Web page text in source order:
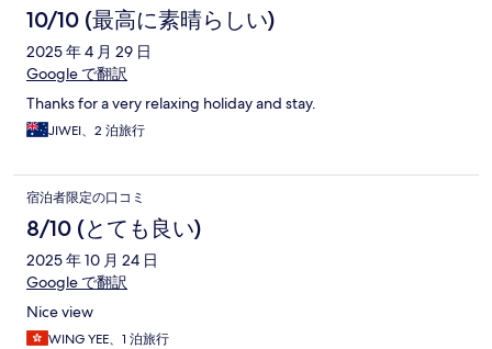
10/10 (最高に素晴らしい)
2025 年 4 月 29 日
Google で翻訳
Thanks for a very relaxing holiday and stay.
JIWEI、2 泊旅行
宿泊者限定の口コミ
8/10 (とても良い)
2025 年 10 月 24 日
Google で翻訳
Nice view
WING YEE、1 泊旅行